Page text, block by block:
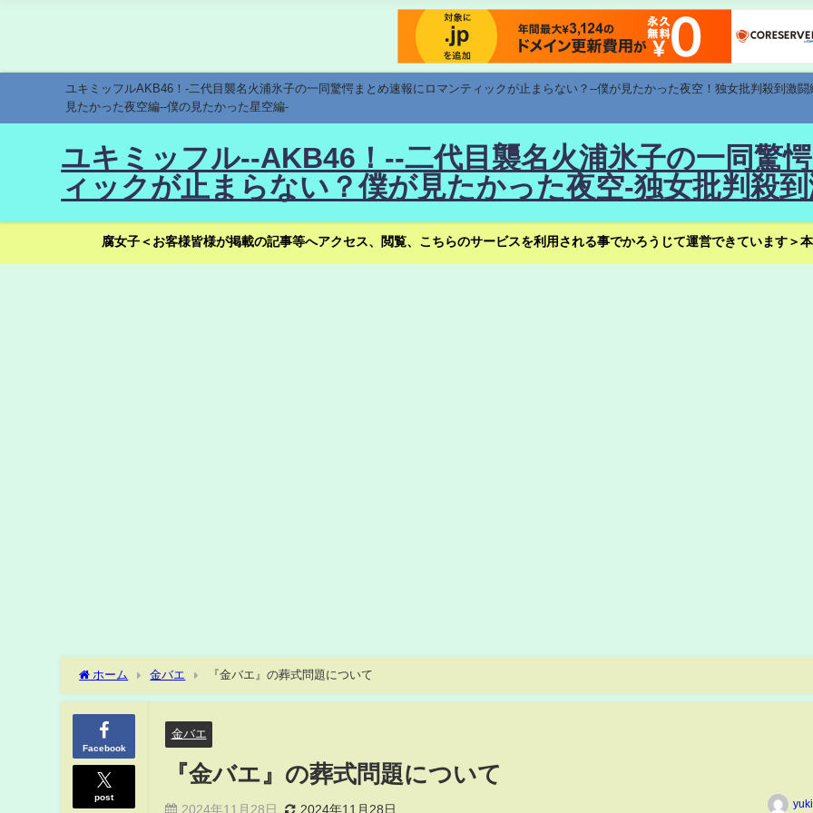
ユキミッフルAKB46！-二代目襲名火浦氷子の一同驚愕まとめ速報にロマンティックが止まらない？--僕が見たかった夜空！独女批判殺到激
見たかった夜空編--僕の見たかった星空編-
ユキミッフル--AKB46！--二代目襲名火浦氷子の一同驚
ィックが止まらない？僕が見たかった夜空-独女批判殺
腐女子＜お客様皆様が掲載の記事等へアクセス、閲覧、こちらのサービスを利用される事でかろうじて運営できています＞
ホーム 金バエ 『金バエ』の葬式問題について
Facebook
post
金バエ
『金バエ』の葬式問題について
2024年11月28日 2024年11月28日